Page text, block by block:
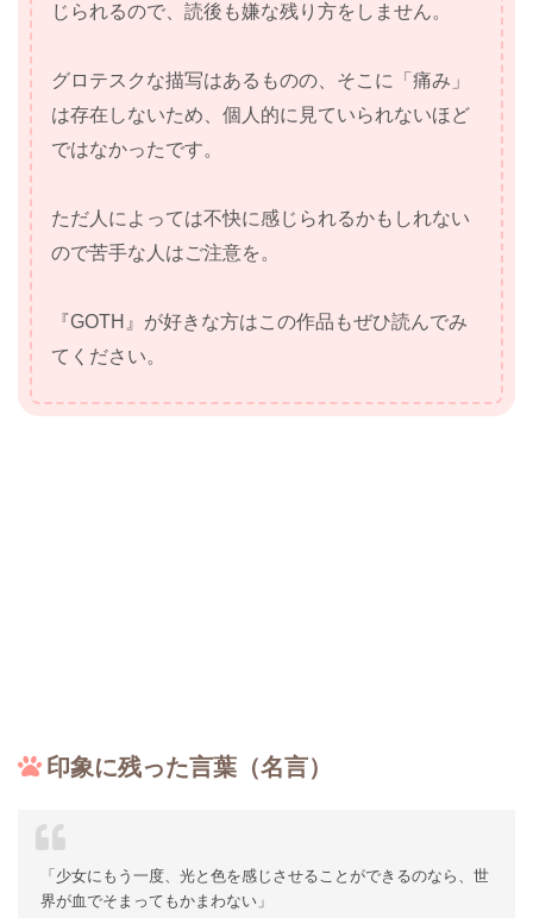
じられるので、読後も嫌な残り方をしません。
グロテスクな描写はあるものの、そこに「痛み」
は存在しないため、個人的に見ていられないほど
ではなかったです。
ただ人によっては不快に感じられるかもしれない
ので苦手な人はご注意を。
『GOTH』が好きな方はこの作品もぜひ読んでみ
てください。
印象に残った言葉（名言）
「少女にもう一度、光と色を感じさせることができるのなら、世
界が血でそまってもかまわない」